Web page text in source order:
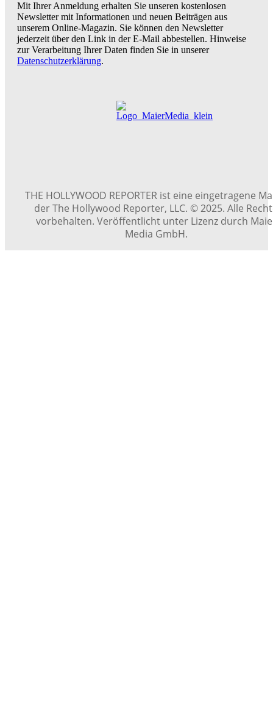
Mit Ihrer Anmeldung erhalten Sie unseren kostenlosen
Newsletter mit Informationen und neuen Beiträgen aus
unserem Online-Magazin. Sie können den Newsletter
jederzeit über den Link in der E-Mail abbestellen. Hinweise
zur Verarbeitung Ihrer Daten finden Sie in unserer
Datenschutzerklärung.
THE HOLLYWOOD REPORTER ist eine eingetragene
der The Hollywood Reporter, LLC. © 2025. Alle
vorbehalten. Veröffentlicht unter Lizenz durch
Media GmbH.